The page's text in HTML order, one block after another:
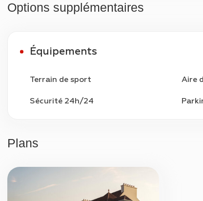
Options supplémentaires
Équipements
Terrain de sport Aire
Sécurité 24h/24
Plans